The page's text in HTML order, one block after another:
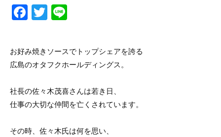
F
a
c
e
b
o
o
k
T
w
itt
er
e
お好み焼きソースでトップシェアを誇る
広島のオタフクホールディングス。
社長の佐々木茂喜さんは若き日、
仕事の大切な仲間を亡くされています。
その時、佐々木氏は何を思い、